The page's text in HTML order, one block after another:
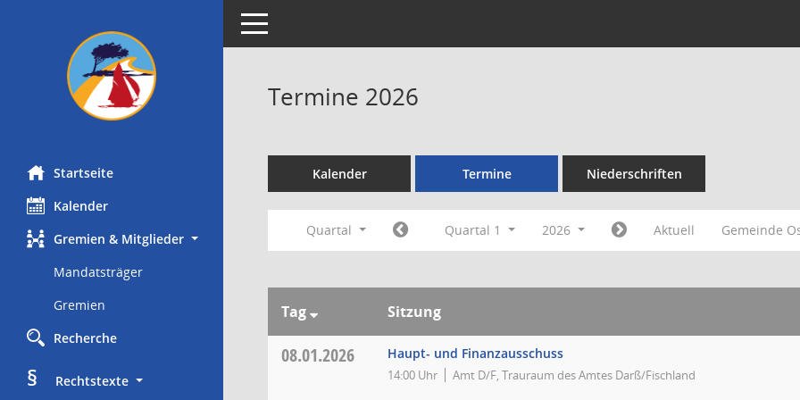
Startseite
Kalender
Gremien & Mitglieder
Mandatsträger
Gremien
Recherche
§
     Rechtstexte
Toggle navigation
Termine 2026
Kalender Termine Niederschriften
Quartal Quartal 1 2026 Aktuell Gemeinde
Tag Sitzung
08.01.2026 Haupt- und Finanzausschuss
14:00 Uhr Amt D/F, Trauraum des Amtes Darß/Fischland